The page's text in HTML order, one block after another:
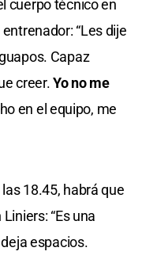
cuerpo técnico en
“Les dije
Capaz
creer.Yo no me
en el equipo, me
18.45, habrá que
“Es una
espacios.